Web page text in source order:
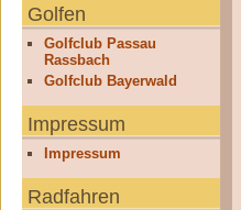
Golfen
Golfclub Passau
Rassbach
Golfclub Bayerwald
Impressum
Impressum
Radfahren